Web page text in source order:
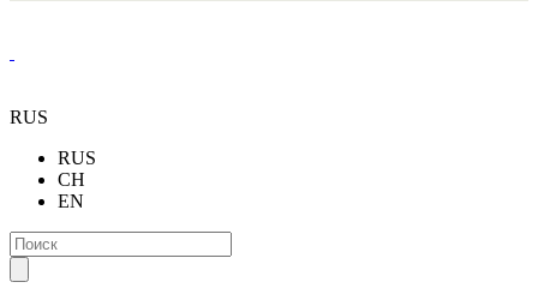
RUS
RUS
CH
EN